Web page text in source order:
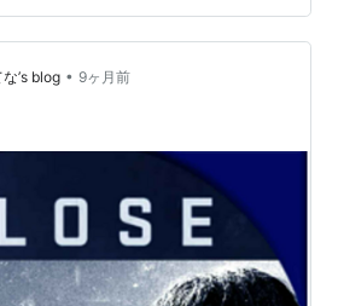
子が淡々と描かれていくだけだ。
が穏やかな日々がずっと続くのか
異変が起…
’s blog • 9ヶ月前